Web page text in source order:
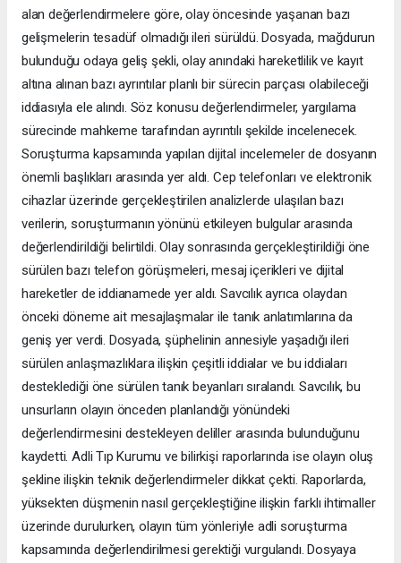
alan değerlendirmelere göre, olay öncesinde yaşanan bazı
gelişmelerin tesadüf olmadığı ileri sürüldü. Dosyada, mağdurun
bulunduğu odaya geliş şekli, olay anındaki hareketlilik ve kayıt
altına alınan bazı ayrıntılar planlı bir sürecin parçası olabileceği
iddiasıyla ele alındı. Söz konusu değerlendirmeler, yargılama
sürecinde mahkeme tarafından ayrıntılı şekilde incelenecek.
Soruşturma kapsamında yapılan dijital incelemeler de dosyanın
önemli başlıkları arasında yer aldı. Cep telefonları ve elektronik
cihazlar üzerinde gerçekleştirilen analizlerde ulaşılan bazı
verilerin, soruşturmanın yönünü etkileyen bulgular arasında
değerlendirildiği belirtildi. Olay sonrasında gerçekleştirildiği öne
sürülen bazı telefon görüşmeleri, mesaj içerikleri ve dijital
hareketler de iddianamede yer aldı. Savcılık ayrıca olaydan
önceki döneme ait mesajlaşmalar ile tanık anlatımlarına da
geniş yer verdi. Dosyada, şüphelinin annesiyle yaşadığı ileri
sürülen anlaşmazlıklara ilişkin çeşitli iddialar ve bu iddiaları
desteklediği öne sürülen tanık beyanları sıralandı. Savcılık, bu
unsurların olayın önceden planlandığı yönündeki
değerlendirmesini destekleyen deliller arasında bulunduğunu
kaydetti. Adli Tıp Kurumu ve bilirkişi raporlarında ise olayın oluş
şekline ilişkin teknik değerlendirmeler dikkat çekti. Raporlarda,
yüksekten düşmenin nasıl gerçekleştiğine ilişkin farklı ihtimaller
üzerinde durulurken, olayın tüm yönleriyle adli soruşturma
kapsamında değerlendirilmesi gerektiği vurgulandı. Dosyaya